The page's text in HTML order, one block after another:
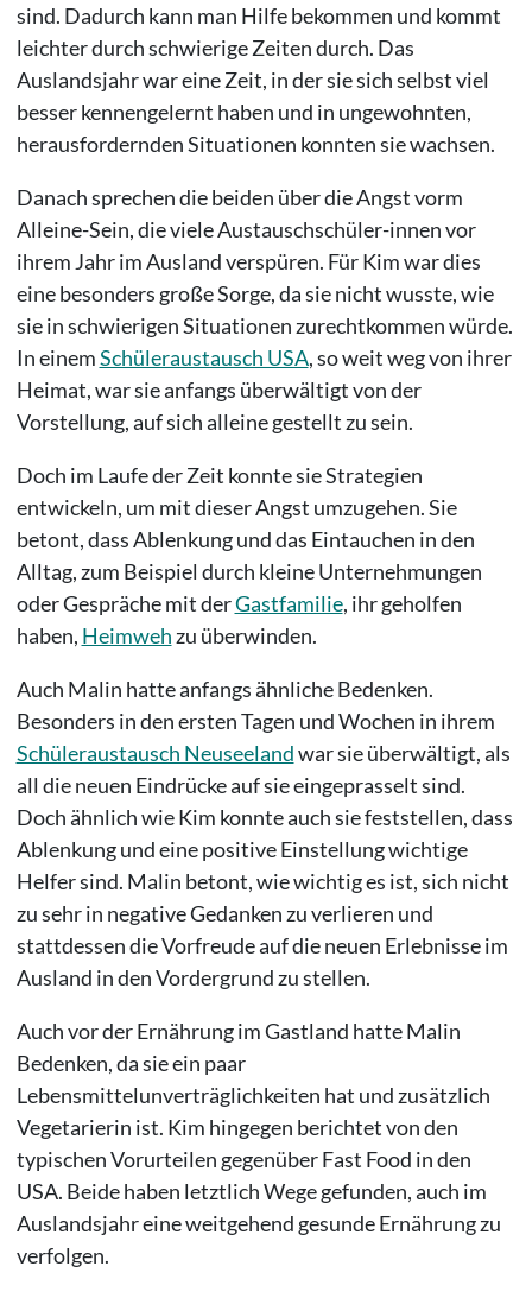
sind. Dadurch kann man Hilfe bekommen und kommt
leichter durch schwierige Zeiten durch. Das
Auslandsjahr war eine Zeit, in der sie sich selbst viel
besser kennengelernt haben und in ungewohnten,
herausfordernden Situationen konnten sie wachsen.
Danach sprechen die beiden über die Angst vorm
Alleine-Sein, die viele Austauschschüler-innen vor
ihrem Jahr im Ausland verspüren. Für Kim war dies
eine besonders große Sorge, da sie nicht wusste, wie
sie in schwierigen Situationen zurechtkommen würde.
In einemSchüleraustausch USA, so weit weg von ihrer
Heimat, war sie anfangs überwältigt von der
Vorstellung, auf sich alleine gestellt zu sein.
Doch im Laufe der Zeit konnte sie Strategien
entwickeln, um mit dieser Angst umzugehen. Sie
betont, dass Ablenkung und das Eintauchen in den
Alltag, zum Beispiel durch kleine Unternehmungen
oder Gespräche mit derGastfamilie, ihr geholfen
haben, Heimweh zu überwinden.
Auch Malin hatte anfangs ähnliche Bedenken.
Besonders in den ersten Tagen und Wochen in ihrem
Schüleraustausch Neuseelandwar sie überwältigt, als
all die neuen Eindrücke auf sie eingeprasselt sind.
Doch ähnlich wie Kim konnte auch sie feststellen, dass
Ablenkung und eine positive Einstellung wichtige
Helfer sind. Malin betont, wie wichtig es ist, sich nicht
zu sehr in negative Gedanken zu verlieren und
stattdessen die Vorfreude auf die neuen Erlebnisse im
Ausland in den Vordergrund zu stellen.
Auch vor der Ernährung im Gastland hatte Malin
Bedenken, da sie ein paar
Lebensmittelunverträglichkeiten hat und zusätzlich
Vegetarierin ist. Kim hingegen berichtet von den
typischen Vorurteilen gegenüber Fast Food in den
USA. Beide haben letztlich Wege gefunden, auch im
Auslandsjahr eine weitgehend gesunde Ernährung zu
verfolgen.